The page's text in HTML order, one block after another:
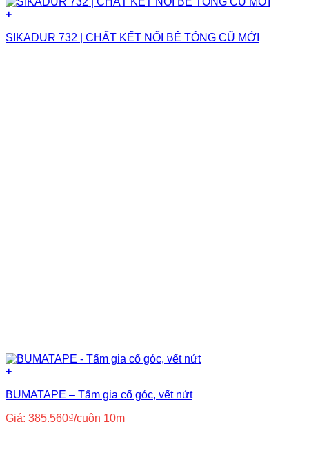
+
SIKADUR 732 | CHẤT KẾT NỐI BÊ TÔNG CŨ MỚI
+
BUMATAPE – Tấm gia cố góc, vết nứt
Giá: 385.560₫/cuộn 10m